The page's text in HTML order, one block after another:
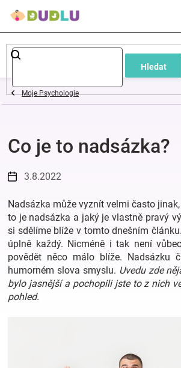
Hledat
Dětské
a
oblečení
Pokojíček
a
kojenecká
výbava
Hračky
Moje Psychologie
Co je to nadsázka?
3.8.2022
Nadsázka může vyznít velmi často
to je nadsázka a jaký je vlastně pravý
si sdělíme blíže v tomto dnešním
úplně každý. Nicméně i tak není
povědět něco málo blíže. Nadsázku
humorném slova smyslu. Uvedu zde
bylo jasnější a pochopili jste to z nich
pohled.